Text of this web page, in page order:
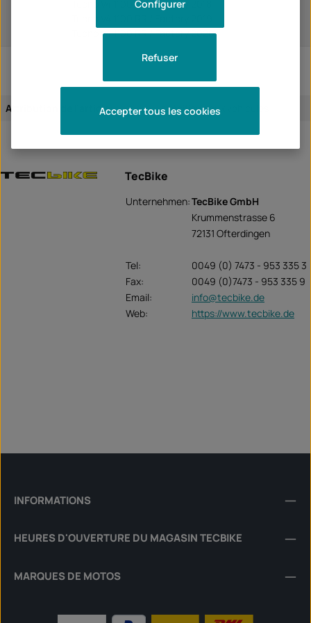
Tuono V4 1100 RR / Factory 2018
Tuono V4 1100 RR / Factory 2020
Attribution de l'article: spécifique aux véhicules
TecBike
Unternehmen:TecBike GmbH
Krummenstrasse 6
72131 Ofterdingen
Tel:
0049 (0) 7473 - 953 335 3
Fax:
0049 (0)7473 - 953 335 9
Email:
info@tecbike.de
Web:
https://www.tecbike.de
INFORMATIONS
HEURES D'OUVERTURE DU MAGASIN TECBIKE
MARQUES DE MOTOS
Refuser
Configurer
Accepter tous les cookies